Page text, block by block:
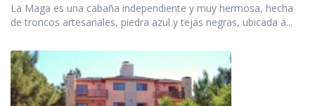
La Maga es una cabaña independiente y muy hermosa, hecha
de troncos artesanales, piedra azul y tejas negras, ubicada a...